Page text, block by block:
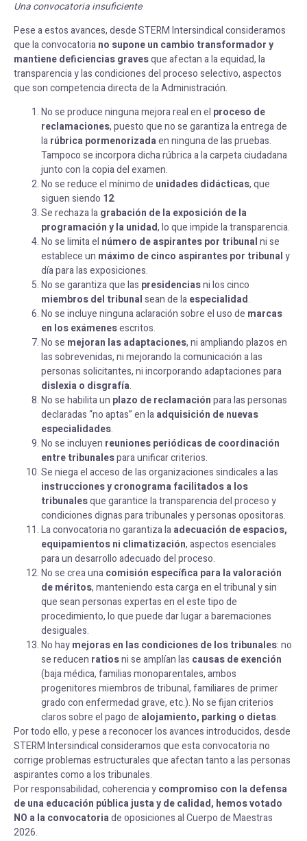
Una convocatoria insuficiente
Pese a estos avances, desde STERM Intersindical consideramos
que la convocatoriano supone un cambio transformadory
mantiene deficiencias gravesque afectan a la equidad, la
transparencia y las condiciones del proceso selectivo, aspectos
que son competencia directa de la Administración.
No se produce ninguna mejora real en el proceso de
reclamaciones, puesto que no se garantiza la entrega de
larúbrica pormenorizadaen ninguna de las pruebas.
Tampoco se incorpora dicha rúbrica a la carpeta ciudadana
junto con la copia del examen.
No se reduce el mínimo de unidades didácticas, que
siguen siendo 12.
Se rechaza lagrabación de la exposición de la
programación y la unidad, lo que impide la transparencia.
No se limita el número de aspirantes por tribunalni se
establece un máximo de cinco aspirantes por tribunaly
día para las exposiciones.
No se garantiza que las presidenciasni los cinco
miembros del tribunalsean de laespecialidad.
No se incluye ninguna aclaración sobre el uso de marcas
en los exámenesescritos.
No se mejoran las adaptaciones, ni ampliando plazos en
las sobrevenidas, ni mejorando la comunicación a las
personas solicitantes, ni incorporando adaptaciones para
dislexia o disgrafía.
No se habilita un plazo de reclamaciónpara las personas
declaradas “no aptas” en laadquisición de nuevas
especialidades.
No se incluyen reuniones periódicas de coordinación
entre tribunalespara unificar criterios.
Se niega el acceso de las organizaciones sindicales a las
instrucciones y cronograma facilitados a los
tribunalesque garantice la transparencia del proceso y
condiciones dignas para tribunales y personas opositoras.
La convocatoria no garantiza laadecuación de espacios,
equipamientos ni climatización, aspectos esenciales
para un desarrollo adecuado del proceso.
No se crea unacomisión específica para la valoración
de méritos, manteniendo esta carga en el tribunal y sin
que sean personas expertas en el este tipo de
procedimiento, lo que puede dar lugar a baremaciones
desiguales.
No haymejoras en las condiciones de los tribunales: no
se reducen ratiosni se amplían las causas de exención
(baja médica, familias monoparentales, ambos
progenitores miembros de tribunal, familiares de primer
grado con enfermedad grave, etc.). No se fijan criterios
claros sobre el pago de alojamiento, parking o dietas.
Por todo ello, y pese a reconocer los avances introducidos, desde
STERM Intersindical consideramos que esta convocatoria no
corrige problemas estructurales que afectan tanto a las personas
aspirantes como a los tribunales.
Por responsabilidad, coherencia ycompromiso con la defensa
de una educación pública justa y de calidad, hemos votado
NO a la convocatoriade oposiciones al Cuerpo de Maestras
2026.